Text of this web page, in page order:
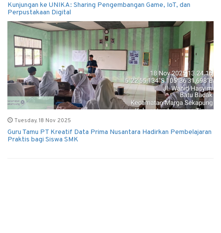
Kunjungan ke UNIKA: Sharing Pengembangan Game, IoT, dan
Perpustakaan Digital
Tuesday, 18 Nov 2025
Guru Tamu PT Kreatif Data Prima Nusantara Hadirkan Pembelajaran
Praktis bagi Siswa SMK